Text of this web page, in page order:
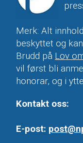
Merk: Alt
beskyttet og
Brudd på Lov
vil først bli
honorar, og i
Kontakt oss:
E-post: